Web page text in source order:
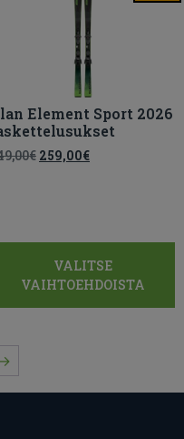
Element Sport 2026
€ 259,00€
VALITSE
VAIHTOEHDOISTA
→